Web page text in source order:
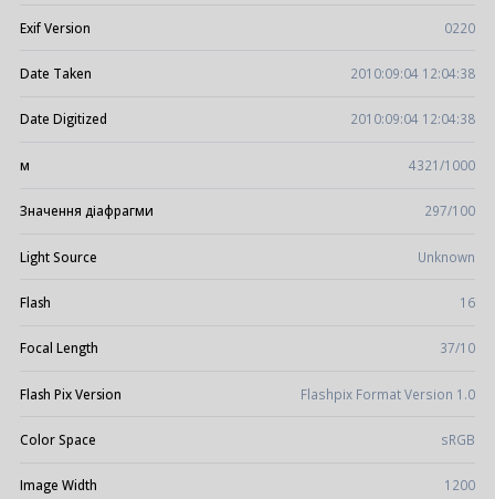
Exif Version 0220
Date Taken 2010:09:04 12:04:38
Date Digitized 2010:09:04 12:04:38
м 4321/1000
Значення діафрагми 297/100
Light Source Unknown
Flash 16
Focal Length 37/10
Flash Pix Version Flashpix Format Version 1.0
Color Space sRGB
Image Width 1200